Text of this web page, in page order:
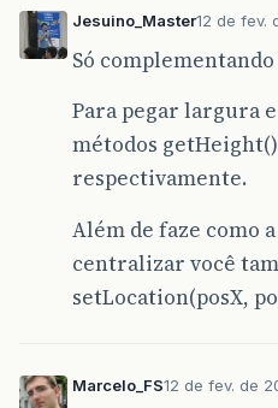
Jesuino_Master12 de fev.
Só complementando
Para pegar largura
métodos
respectivamente.
Além de faze como
centralizar você
setLocation(posX,
Marcelo_FS12 de fev. de